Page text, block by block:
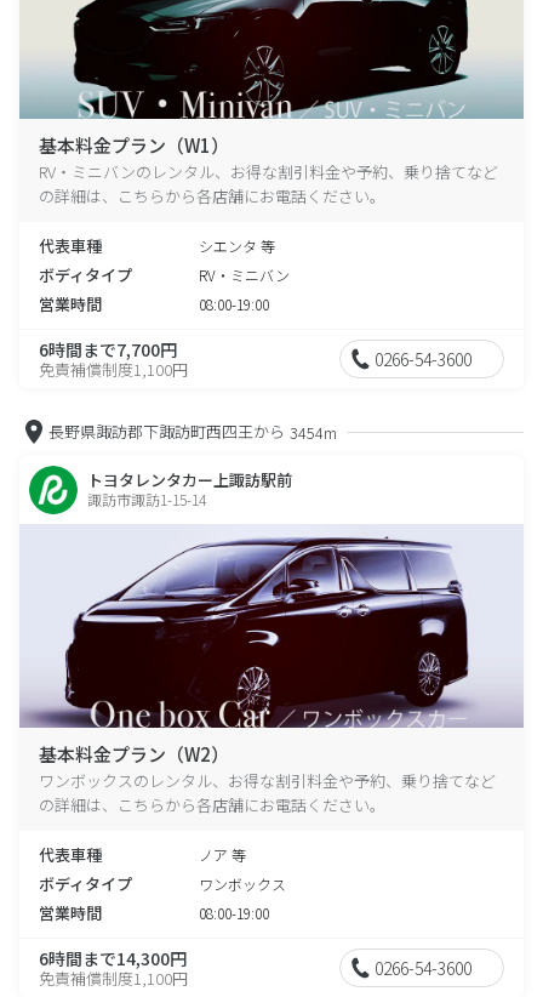
基本料金プラン（W1）
RV・ミニバンのレンタル、お得な割引料金や予約、乗り捨てなど
の詳細は、こちらから各店舗にお電話ください。
代表車種 シエンタ 等
ボディタイプ RV・ミニバン
営業時間 08:00-19:00
6時間まで7,700円
免責補償制度1,100円 0266-54-3600
長野県諏訪郡下諏訪町西四王から 3454m
トヨタレンタカー上諏訪駅前
諏訪市諏訪1-15-14
基本料金プラン（W2）
ワンボックスのレンタル、お得な割引料金や予約、乗り捨てなど
の詳細は、こちらから各店舗にお電話ください。
代表車種 ノア 等
ボディタイプ ワンボックス
営業時間 08:00-19:00
6時間まで14,300円
免責補償制度1,100円 0266-54-3600